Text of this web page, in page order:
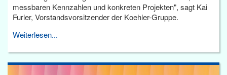
messbaren Kennzahlen und konkreten Projekten", sagt Kai
Furler, Vorstandsvorsitzender der Koehler-Gruppe.
Weiterlesen...